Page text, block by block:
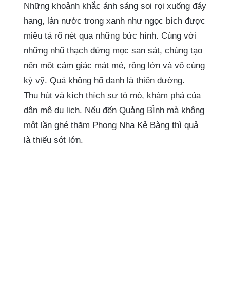
Những khoảnh khắc ánh sáng soi rọi xuống đáy
hang, làn nước trong xanh như ngọc bích được
miêu tả rõ nét qua những bức hình. Cùng với
những nhũ thạch đứng mọc san sát, chúng tạo
nên một cảm giác mát mẻ, rộng lớn và vô cùng
kỳ vỹ. Quả không hổ danh là thiên đường.
Thu hút và kích thích sự tò mò, khám phá của
dân mê du lịch. Nếu đến Quảng BÌnh mà không
một lần ghé thăm Phong Nha Kẻ Bàng thì quả
là thiếu sót lớn.